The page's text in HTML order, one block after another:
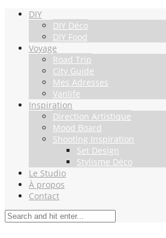
DIY
DIY Déco
DIY Food
Voyage
Road Trip
City Guide
Mes Adresses
Vanlife
Inspiration
Direction Artistique
Mood Board
Shooting Inspiration
Set Design
Stylisme Déco
Le Studio
À propos
Contact